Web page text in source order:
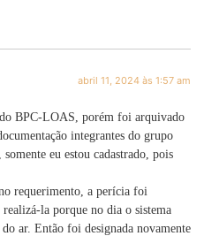
abril 11, 2024 às 1:57 am
BPC-LOAS, porém foi arquivado
integrantes do grupo
eu estou cadastrado, pois
requerimento, a perícia foi
la porque no dia o sistema
ar. Então foi designada novamente